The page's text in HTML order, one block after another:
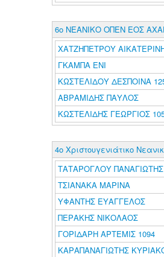
6ο ΝΕΑΝΙΚΟ ΟΠΕΝ ΕΟΣ
ΧΑΤΖΗΠΕΤΡΟΥ
ΓΚΑΜΠΑ ΕΝΙ
ΚΩΣΤΕΛΙΔΟΥ ΔΕΣΠΟΙΝΑ
ΑΒΡΑΜΙΔΗΣ ΠΑΥΛΟΣ
ΚΩΣΤΕΛΙΔΗΣ ΓΕΩΡΓΙΟΣ
4ο Χριστουγενιάτικο
ΤΑΤΑΡΟΓΛΟΥ ΠΑΝΑΓΙΩΤΗΣ
ΤΣΙΑΝΑΚΑ ΜΑΡΙΝΑ
ΥΦΑΝΤΗΣ ΕΥΑΓΓΕΛΟΣ
ΠΕΡΑΚΗΣ ΝΙΚΟΛΑΟΣ
ΓΟΡΙΔΑΡΗ ΑΡΤΕΜΙΣ 1094
ΚΑΡΑΠΑΝΑΓΙΩΤΗΣ